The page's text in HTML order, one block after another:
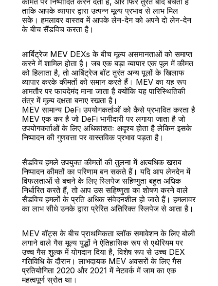
ताकि आपके व्यापार द्वारा उत्पन्न मूल्य प्रभाव से लाभ मिल
सके। हमलावर वास्तव में आपके लेन-देन को अपने दो लेन-देन
के बीच सैंडविच करता है।
आर्बिट्रेज MEV DEXs के बीच मूल्य असमानताओं को समाप्त
करने में शामिल होता है। जब एक बड़ा व्यापार एक पूल में कीमत
को हिलाता है, तो आर्बिट्रेज बॉट तुरंत अन्य पूलों के खिलाफ
व्यापार करके कीमतों को समान करते हैं। MEV का यह रूप
आमतौर पर फायदेमंद माना जाता है क्योंकि यह पारिस्थितिकी
तंत्र में मूल्य दक्षता बनाए रखता है।
MEV सामान्य DeFi उपयोगकर्ताओं को कैसे प्रभावित करता है
MEV एक कर है जो DeFi भागीदारी पर लगाया जाता है जो
उपयोगकर्ताओं के लिए अधिकांशतः अदृश्य होता है लेकिन इसके
निष्पादन की गुणवत्ता पर वास्तविक प्रभाव पड़ता है।
सैंडविच हमले उपयुक्त कीमतों की तुलना में अत्यधिक खराब
निष्पादन कीमतों का परिणाम बन सकते हैं। यदि आप लेनदेन में
विफलताओं से बचने के लिए स्लिपेज सहिष्णुता बहुत अधिक
निर्धारित करते हैं, तो आप उस सहिष्णुता का शोषण करने वाले
सैंडविच हमलों के प्रति अधिक संवेदनशील हो जाते हैं। हमलावर
का लाभ सीधे उनके द्वारा प्रेरित अतिरिक्त स्लिपेज से आता है।
MEV बॉट्स के बीच प्राथमिकता ब्लॉक समावेशन के लिए बोली
लगाने वाले गैस मूल्य युद्धों ने ऐतिहासिक रूप से एथेरियम पर
उच्च गैस शुल्क में योगदान दिया है, विशेष रूप से उच्च DEX
गतिविधि के दौरान। लाभदायक MEV अवसरों के लिए गैस
प्रतियोगिता 2020 और 2021 में नेटवर्क में जाम का एक
महत्वपूर्ण स्रोत था।